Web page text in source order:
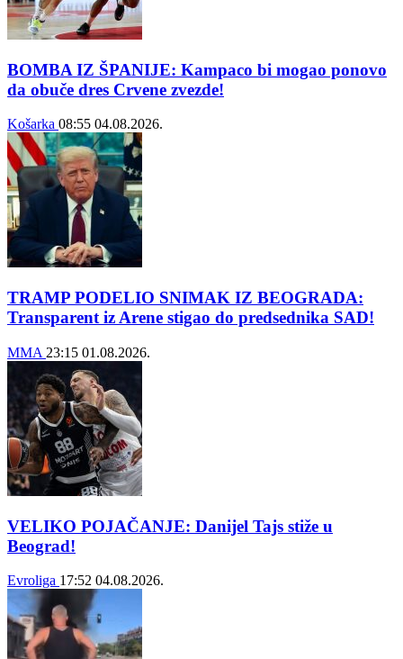
BOMBA IZ ŠPANIJE: Kampaco bi mogao ponovo
da obuče dres Crvene zvezde!
Košarka 08:55 04.08.2026.
TRAMP PODELIO SNIMAK IZ BEOGRADA:
Transparent iz Arene stigao do predsednika SAD!
MMA 23:15 01.08.2026.
VELIKO POJAČANJE: Danijel Tajs stiže u
Beograd!
Evroliga 17:52 04.08.2026.